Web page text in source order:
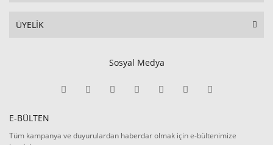
ÜYELİK
Sosyal Medya
E-BÜLTEN
Tüm kampanya ve duyurulardan haberdar olmak için e-bültenimize